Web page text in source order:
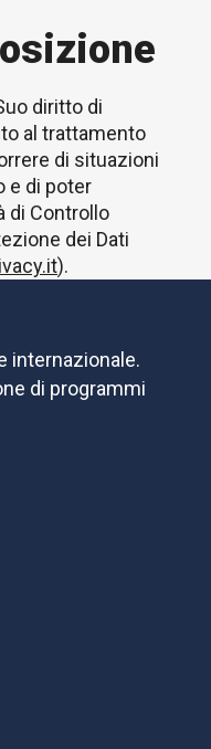
diritto di
al trattamento
di situazioni
e di poter
di Controllo
dei Dati
).
internazionale.
di programmi